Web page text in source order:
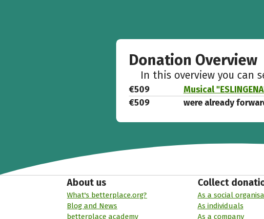
Donation Overview
In this overview you can
€509
Musical
€509
were already
About us
What's betterplace.org?
Blog and News
betterplace academy
Collect
As a social
As individuals
As a company